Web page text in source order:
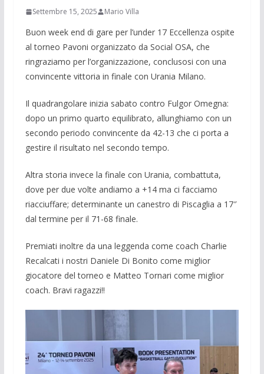
Settembre 15, 2025 Mario Villa
Buon week end di gare per l’under 17 Eccellenza ospite
al torneo Pavoni organizzato da Social OSA, che
ringraziamo per l’organizzazione, conclusosi con una
convincente vittoria in finale con Urania Milano.
Il quadrangolare inizia sabato contro Fulgor Omegna:
dopo un primo quarto equilibrato, allunghiamo con un
secondo periodo convincente da 42-13 che ci porta a
gestire il risultato nel secondo tempo.
Altra storia invece la finale con Urania, combattuta,
dove per due volte andiamo a +14 ma ci facciamo
riacciuffare; determinante un canestro di Piscaglia a 17″
dal termine per il 71-68 finale.
Premiati inoltre da una leggenda come coach Charlie
Recalcati i nostri Daniele Di Bonito come miglior
giocatore del torneo e Matteo Tornari come miglior
coach. Bravi ragazzi!!